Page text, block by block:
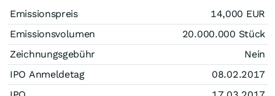
Emissionspreis 14,000 EUR
Emissionsvolumen
20.000.000 Stück
Zeichnungsgebühr
Nein
IPO Anmeldetag
08.02.2017